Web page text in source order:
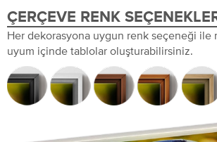
ÇERÇEVE RENK
Her dekorasyona uygun renk seçeneği ile
uyum içinde tablolar oluşturabilirsiniz.